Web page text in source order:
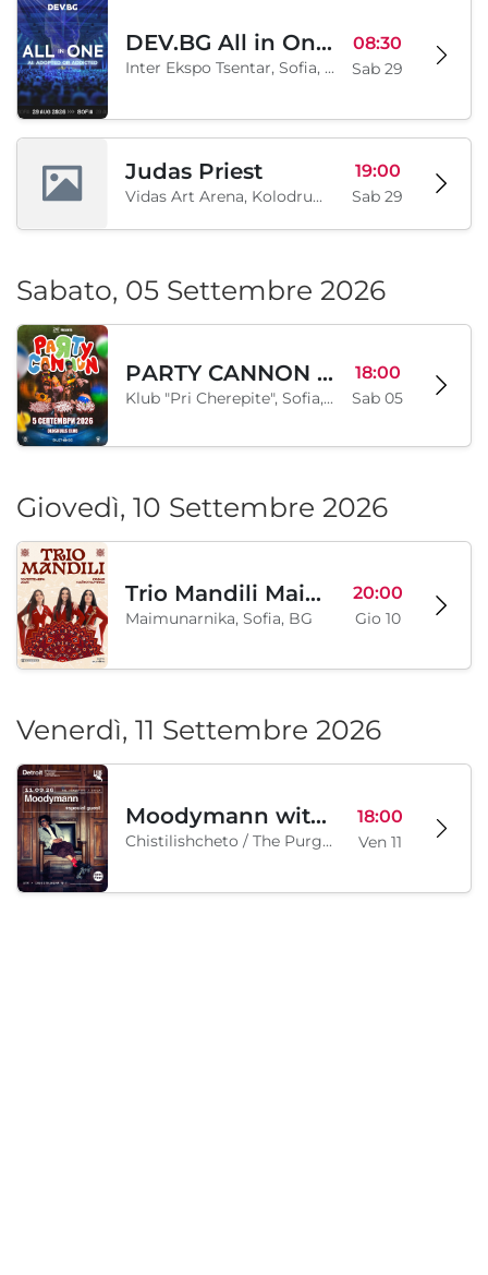
DEV.BG All in One 2026
Inter Ekspo Tsentar, Sofia, BG
08:30
Sab 29
Judas Priest
Vidas Art Arena, Kolodrum, Borisova gradina, Sofia, BG
19:00
Sab 29
Sabato, 05 Settembre 2026
PARTY CANNON live in Sofia
Klub "Pri Cherepite", Sofia, BG
18:00
Sab 05
Giovedì, 10 Settembre 2026
Trio Mandili Maimunarnika- Sofia
Maimunarnika, Sofia, BG
20:00
Gio 10
Venerdì, 11 Settembre 2026
Moodymann with special guests
Chistilishcheto / The Purgatory, Sofia, BG
18:00
Ven 11